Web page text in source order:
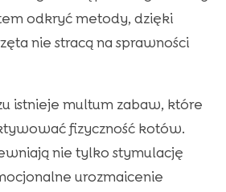
odkryć metody, dzięki
nie stracą na sprawności
istnieje multum zabaw, które
fizyczność kotów.
nie tylko stymulację
urozmaicenie